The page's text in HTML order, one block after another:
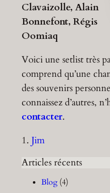
Clavaizolle, Alain
Bonnefont, Régis
Oomiaq
Voici une setlist très
comprend qu’une
des souvenirs
connaissez d’autres,
contacter.
1. Jim
Articles récents
Blog(4)